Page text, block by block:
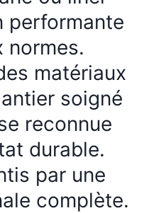
performante
normes.
matériaux
soigné
reconnue
durable.
par une
complète.